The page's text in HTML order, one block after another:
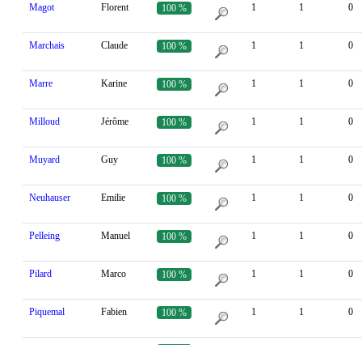
Magot Florent 100 % 1 1 0
Marchais Claude 100 % 1 1 0
Marre Karine 100 % 1 1 0
Milloud Jérôme 100 % 1 1 0
Muyard Guy 100 % 1 1 0
Neuhauser Emilie 100 % 1 1 0
Pelleing Manuel 100 % 1 1 0
Pilard Marco 100 % 1 1 0
Piquemal Fabien 100 % 1 1 0